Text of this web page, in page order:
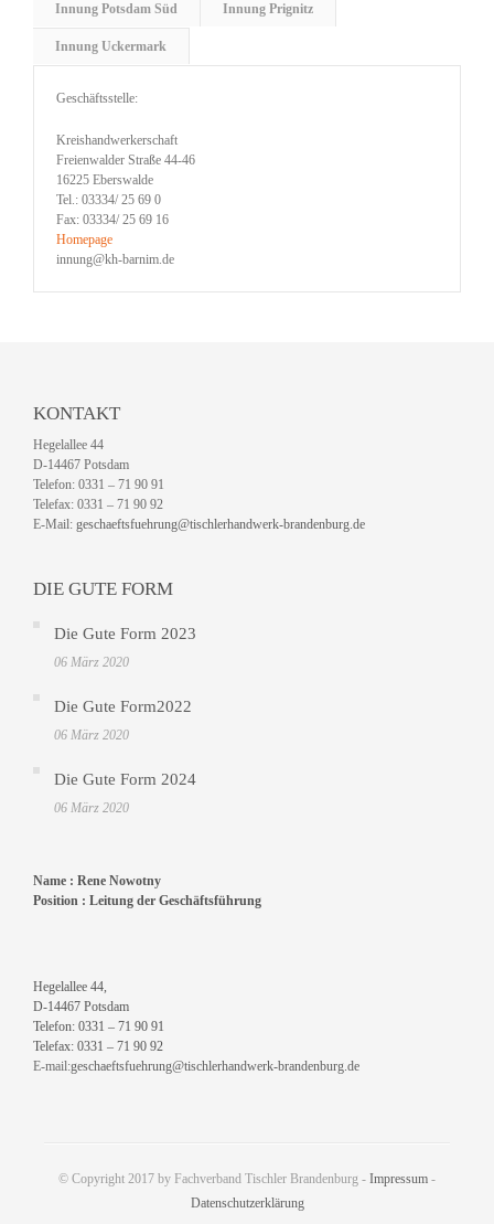
Innung Potsdam Süd Innung Prignitz
Innung Uckermark
Geschäftsstelle:
Kreishandwerkerschaft
Freienwalder Straße 44-46
16225 Eberswalde
Tel.: 03334/ 25 69 0
Fax: 03334/ 25 69 16
Homepage
innung@kh-barnim.de
KONTAKT
Hegelallee 44
D-14467 Potsdam
Telefon: 0331 – 71 90 91
Telefax: 0331 – 71 90 92
E-Mail: geschaeftsfuehrung@tischlerhandwerk-brandenburg.de
DIE GUTE FORM
Die Gute Form 2023
06 März 2020
Die Gute Form2022
06 März 2020
Die Gute Form 2024
06 März 2020
Name : Rene Nowotny
Position : Leitung der Geschäftsführung
Hegelallee 44,
D-14467 Potsdam
Telefon: 0331 – 71 90 91
Telefax: 0331 – 71 90 92
E-mail:geschaeftsfuehrung@tischlerhandwerk-brandenburg.de
© Copyright 2017 by Fachverband Tischler Brandenburg - Impressum -
Datenschutzerklärung